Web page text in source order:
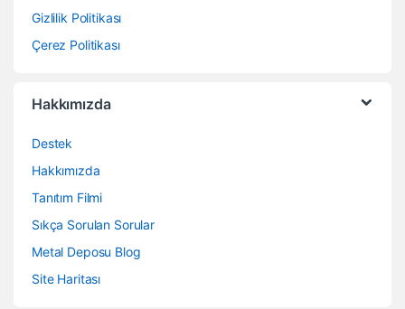
Gizlilik Politikası
Çerez Politikası
Hakkımızda
Destek
Hakkımızda
Tanıtım Filmi
Sıkça Sorulan Sorular
Metal Deposu Blog
Site Haritası